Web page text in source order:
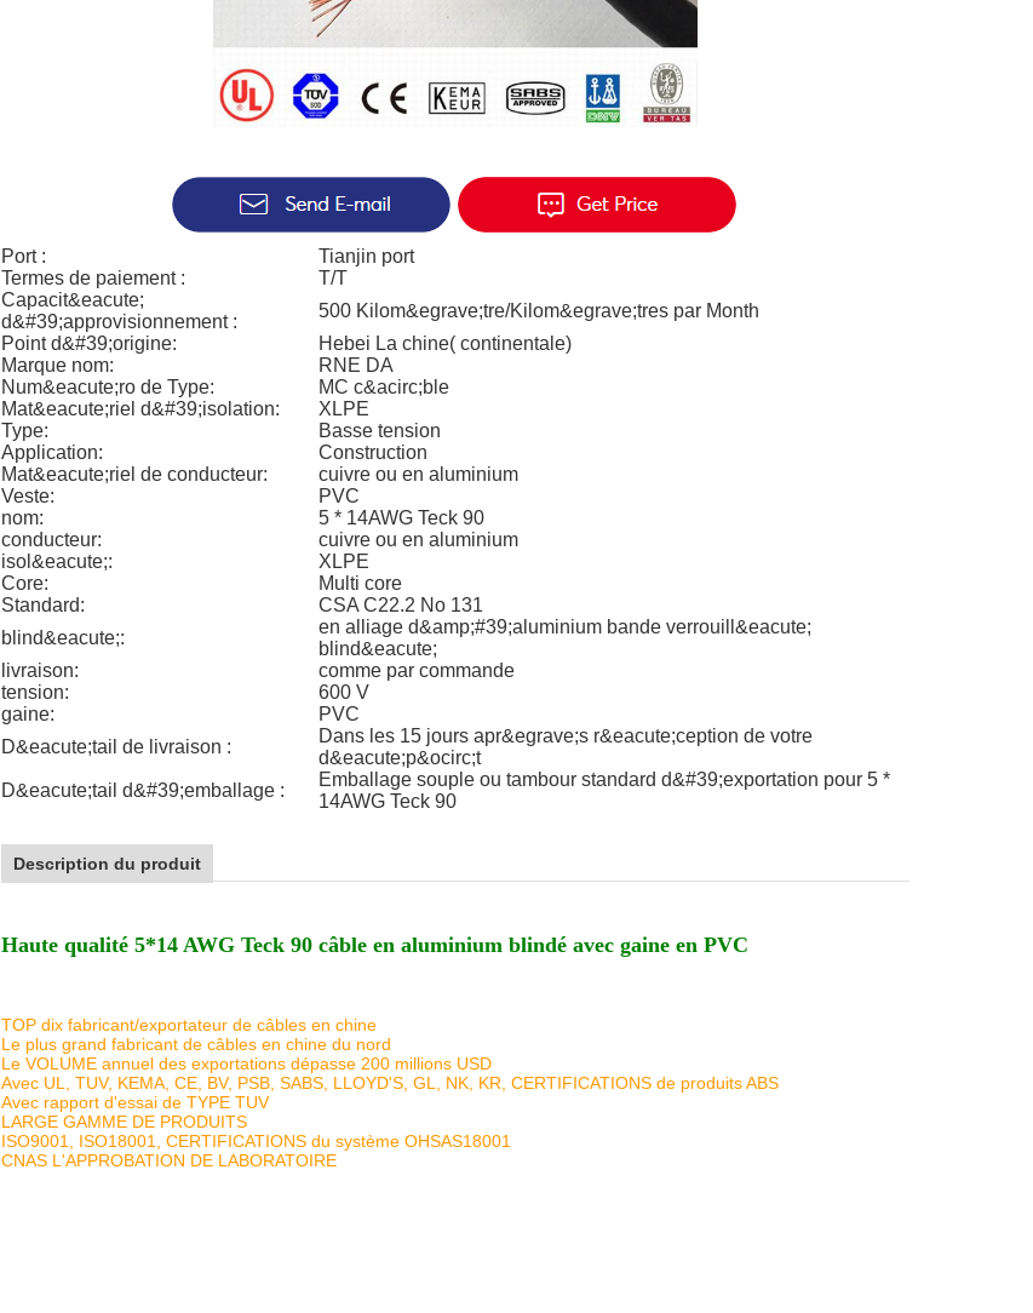
Port :
Tianjin port
Termes de paiement :
T/T
Capacit&eacute;
d&#39;approvisionnement :
500 Kilom&egrave;tre/Kilom&egrave;tres par Month
Point d&#39;origine:
Hebei La chine( continentale)
Marque nom:
RNE DA
Num&eacute;ro de Type:
MC c&acirc;ble
Mat&eacute;riel d&#39;isolation:
XLPE
Type:
Basse tension
Application:
Construction
Mat&eacute;riel de conducteur:
cuivre ou en aluminium
Veste:
PVC
nom:
5 * 14AWG Teck 90
conducteur:
cuivre ou en aluminium
isol&eacute;:
XLPE
Core:
Multi core
Standard:
CSA C22.2 No 131
blind&eacute;:
en alliage d&amp;#39;aluminium bande verrouill&eacute;
blind&eacute;
livraison:
comme par commande
tension:
600 V
gaine:
PVC
D&eacute;tail de livraison :
Dans les 15 jours apr&egrave;s r&eacute;ception de votre
d&eacute;p&ocirc;t
D&eacute;tail d&#39;emballage :
Emballage souple ou tambour standard d&#39;exportation pour 5 *
14AWG Teck 90
Description du produit
Haute qualité 5*14 AWG Teck 90 câble en aluminium blindé avec gaine en PVC
TOP dix fabricant/exportateur de câbles en chine
Le plus grand fabricant de câbles en chine du nord
Le VOLUME annuel des exportations dépasse 200 millions USD
Avec UL, TUV, KEMA, CE, BV, PSB, SABS, LLOYD'S, GL, NK, KR, CERTIFICATIONS de produits ABS
Avec rapport d'essai de TYPE TUV
LARGE GAMME DE PRODUITS
ISO9001, ISO18001, CERTIFICATIONS du système OHSAS18001
CNAS L'APPROBATION DE LABORATOIRE